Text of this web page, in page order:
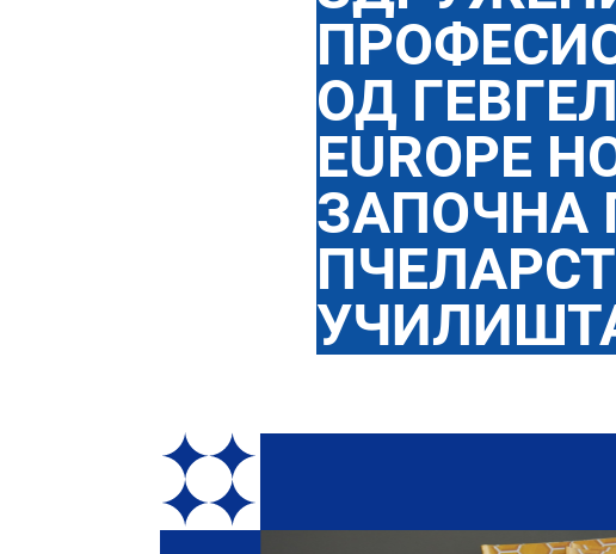
ОД
EUROPE
ЗАПОЧНА